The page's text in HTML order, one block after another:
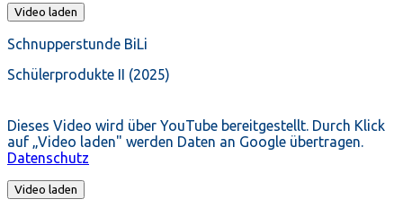
Video laden
Schnupperstunde BiLi
Schülerprodukte II (2025)
Dieses Video wird über YouTube bereitgestellt. Durch Klick
auf „Video laden" werden Daten an Google übertragen.
Datenschutz
Video laden